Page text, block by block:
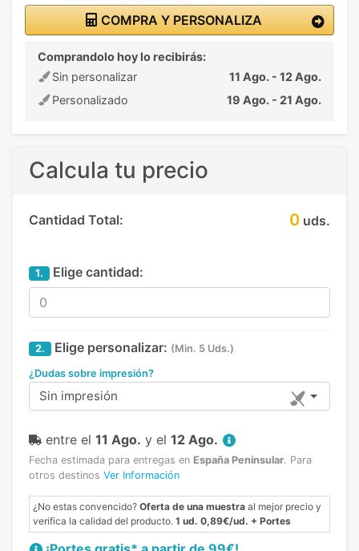
COMPRA Y PERSONALIZA
Comprandolo hoy lo recibirás:
Sin personalizar
11 Ago. - 12 Ago.
Personalizado
19 Ago. - 21 Ago.
Calcula tu precio
Cantidad Total: 0 uds.
1. Elige cantidad:
2. Elige personalizar: (Min. 5 Uds.)
¿Dudas sobre impresión?
Sin impresión
entre el 11 Ago. y el 12 Ago.
Fecha estimada para entregas en España Peninsular. Para
otros destinos Ver Información
¿No estas convencido? Oferta de una muestra al mejor precio y
verifica la calidad del producto. 1 ud. 0,89€/ud. + Portes